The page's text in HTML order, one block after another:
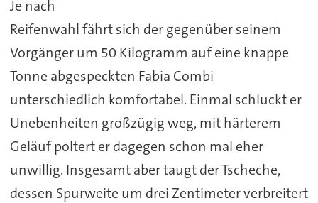
Je nach
Reifenwahl fährt sich der gegenüber seinem
Vorgänger um 50 Kilogramm auf eine knappe
Tonne abgespeckten Fabia Combi
unterschiedlich komfortabel. Einmal schluckt er
Unebenheiten großzügig weg, mit härterem
Geläuf poltert er dagegen schon mal eher
unwillig. Insgesamt aber taugt der Tscheche,
dessen Spurweite um drei Zentimeter verbreitert